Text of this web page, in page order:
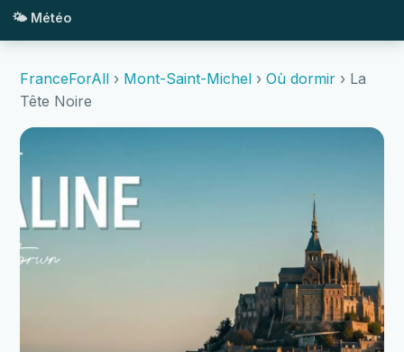
🌤️ Météo
FranceForAll › Mont-Saint-Michel › Où dormir › La
Tête Noire